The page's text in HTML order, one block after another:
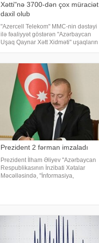
Xətti"nə 3700-dən çox müraciət
daxil olub
"Azercell Telekom" MMC-nin dəstəyi
ilə fəaliyyət göstərən "Azərbaycan
Uşaq Qaynar Xətt Xidməti" uşaqların
ilin ilk altı ay
Prezident 2 fərman imzaladı
Prezident İlham Əliyev "Azərbaycan
Respublikasının İnzibati Xətalar
Məcəlləsində, "İnformasiya,